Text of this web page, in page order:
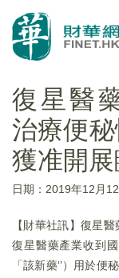
復星醫
治療便
獲准開
日期：2019年12月
【財華社訊】復星
復星醫藥產業收到
「該新藥‘’）用於